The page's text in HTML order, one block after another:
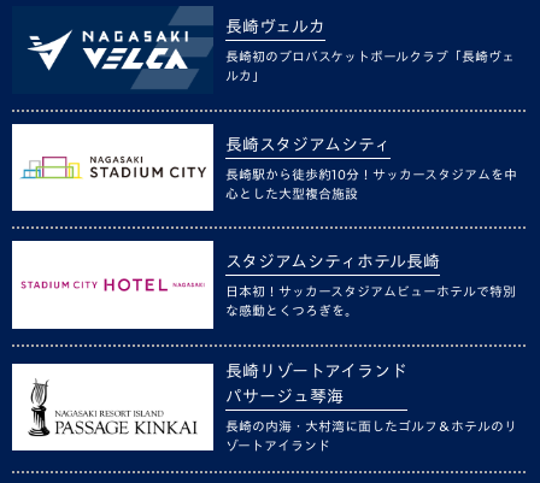
長崎ヴェルカ
長崎初のプロバスケットボールクラブ「長崎ヴェ
ルカ」
長崎スタジアムシティ
長崎駅から徒歩約10分！サッカースタジアムを中
心とした大型複合施設
スタジアムシティホテル長崎
日本初！サッカースタジアムビューホテルで特別
な感動とくつろぎを。
長崎リゾートアイランド
パサージュ琴海
長崎の内海・大村湾に面したゴルフ＆ホテルのリ
ゾートアイランド